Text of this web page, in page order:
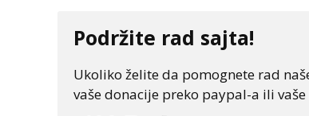
Podržite rad sajta!
Ukoliko želite da pomognete rad
vaše donacije preko paypal-a ili